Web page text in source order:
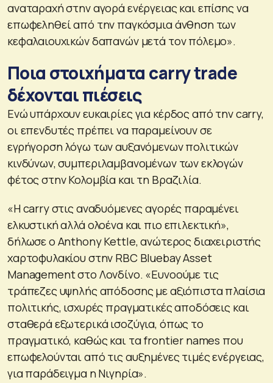
αναταραχή στην αγορά ενέργειας και επίσης να
επωφεληθεί από την παγκόσμια άνθηση των
κεφαλαιουχικών δαπανών μετά τον πόλεμο».
Ποια στοιχήματα carry trade
δέχονται πιέσεις
Ενώ υπάρχουν ευκαιρίες για κέρδος από την carry,
οι επενδυτές πρέπει να παραμείνουν σε
εγρήγορση λόγω των αυξανόμενων πολιτικών
κινδύνων, συμπεριλαμβανομένων των εκλογών
φέτος στην Κολομβία και τη Βραζιλία.
«Η carry στις αναδυόμενες αγορές παραμένει
ελκυστική αλλά ολοένα και πιο επιλεκτική»,
δήλωσε ο Anthony Kettle, ανώτερος διαχειριστής
χαρτοφυλακίου στην RBC Bluebay Asset
Management στο Λονδίνο. «Ευνοούμε τις
τράπεζες υψηλής απόδοσης με αξιόπιστα πλαίσια
πολιτικής, ισχυρές πραγματικές αποδόσεις και
σταθερά εξωτερικά ισοζύγια, όπως το
πραγματικό, καθώς και τα frontier names που
επωφελούνται από τις αυξημένες τιμές ενέργειας,
για παράδειγμα η Νιγηρία».